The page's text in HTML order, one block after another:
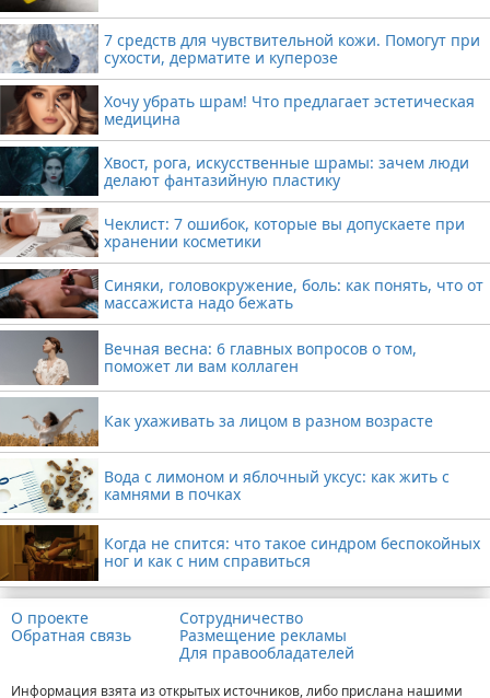
7 средств для чувствительной кожи. Помогут при
сухости, дерматите и куперозе
Хочу убрать шрам! Что предлагает эстетическая
медицина
Хвост, рога, искусственные шрамы: зачем люди
делают фантазийную пластику
Чеклист: 7 ошибок, которые вы допускаете при
хранении косметики
Синяки, головокружение, боль: как понять, что от
массажиста надо бежать
Вечная весна: 6 главных вопросов о том,
поможет ли вам коллаген
Как ухаживать за лицом в разном возрасте
Вода с лимоном и яблочный уксус: как жить с
камнями в почках
Когда не спится: что такое синдром беспокойных
ног и как с ним справиться
О проекте
Обратная связь
Сотрудничество
Размещение рекламы
Для правообладателей
Информация взята из открытых источников, либо прислана нашими